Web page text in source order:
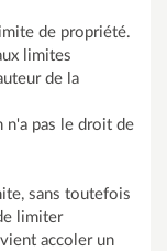
de propriété.
limites
de la
n'a pas le droit de
sans toutefois
limiter
accoler un